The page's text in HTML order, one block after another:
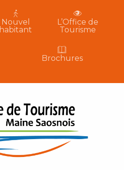
Nouvel
habitant
L’Office de
Tourisme
Brochures